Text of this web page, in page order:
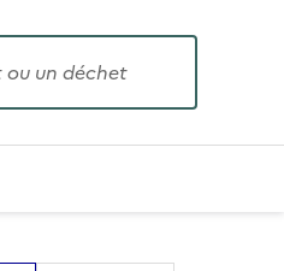
Entrez